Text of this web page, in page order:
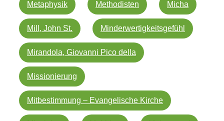
Metaphysik Methodisten Micha
Mill, John St. Minderwertigkeitsgefühl
Mirandola, Giovanni Pico della
Missionierung
Mitbestimmung – Evangelische Kirche